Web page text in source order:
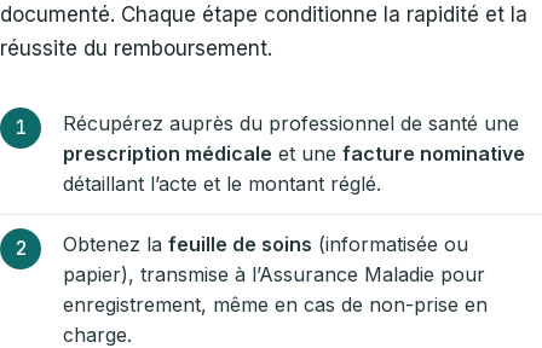
documenté. Chaque étape conditionne la rapidité et la
réussite du remboursement.
Récupérez auprès du professionnel de santé une
prescription médicale et une facture nominative
détaillant l’acte et le montant réglé.
Obtenez la feuille de soins (informatisée ou
papier), transmise à l’Assurance Maladie pour
enregistrement, même en cas de non-prise en
charge.